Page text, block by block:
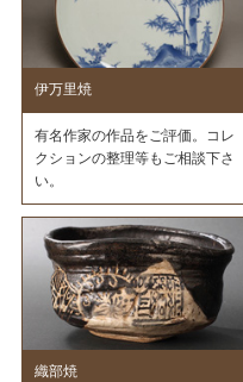
伊万里焼
有名作家の作品をご評価。コレ
クションの整理等もご相談下さ
い。
織部焼